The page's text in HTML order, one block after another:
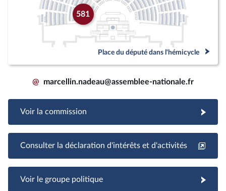
581
Place du député dans l'hémicycle
@ marcellin.nadeau@assemblee-nationale.fr
Voir la commission
Consulter la déclaration d'intérêts et d'activités
Voir le groupe politique